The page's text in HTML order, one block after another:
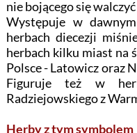
nie bojącego się
Występuje w
herbach diecezji
herbach kilku miast na
Polsce - Latowicz oraz
Figuruje też w
Radziejowskiego z
Herby z tym symbolem